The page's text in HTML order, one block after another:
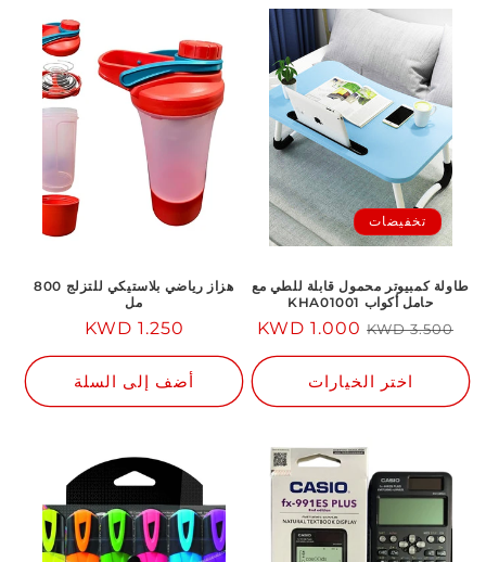
تخفيضات
طاولة كمبيوتر محمول قابلة للطي مع
حامل أكواب KHA01001
السعر
العادي
3.500 KWD
سعر
مخفض
1.000 KWD
اختر الخيارات
هزاز رياضي بلاستيكي للتزلج 800
مل
السعر
العادي
1.250 KWD
أضف إلى السلة